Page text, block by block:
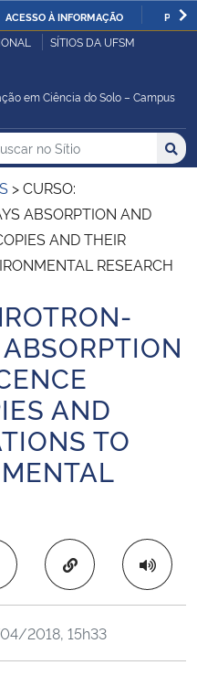
ACESSO À INFORMAÇÃO
e Comunicações
SÍTIOS DA UFSM
em Ciência do Solo – Campus
no no Sítio
>CURSO:
ABSORPTION AND
AND THEIR
RESEARCH
AND
TO
Copiar para área
2018, 15h33